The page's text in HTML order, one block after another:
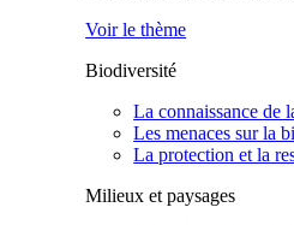
Voir le thème
Biodiversité
La connaissance de
Les menaces sur la
La protection et la
Milieux et paysages